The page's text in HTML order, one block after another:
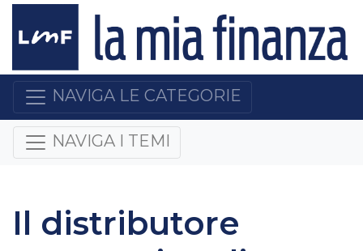
NAVIGA LE CATEGORIE
NAVIGA I TEMI
Il distributore